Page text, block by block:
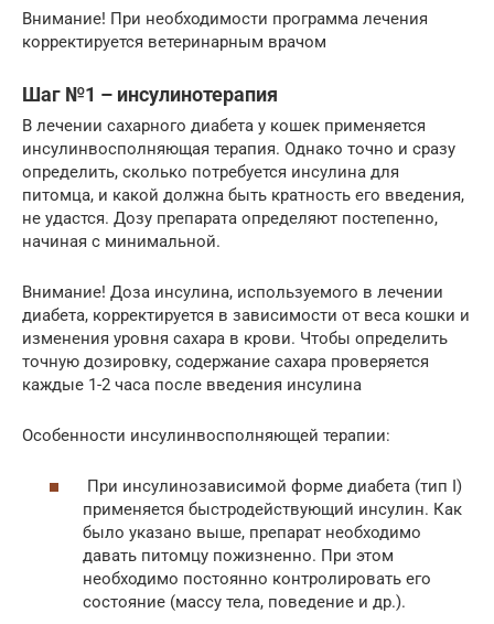
Внимание! При необходимости программа лечения
корректируется ветеринарным врачом
Шаг №1 – инсулинотерапия
В лечении сахарного диабета у кошек применяется
инсулинвосполняющая терапия. Однако точно и сразу
определить, сколько потребуется инсулина для
питомца, и какой должна быть кратность его введения,
не удастся. Дозу препарата определяют постепенно,
начиная с минимальной.
Внимание! Доза инсулина, используемого в лечении
диабета, корректируется в зависимости от веса кошки и
изменения уровня сахара в крови. Чтобы определить
точную дозировку, содержание сахара проверяется
каждые 1-2 часа после введения инсулина
Особенности инсулинвосполняющей терапии:
При инсулинозависимой форме диабета (тип I)
применяется быстродействующий инсулин. Как
было указано выше, препарат необходимо
давать питомцу пожизненно. При этом
необходимо постоянно контролировать его
состояние (массу тела, поведение и др.).